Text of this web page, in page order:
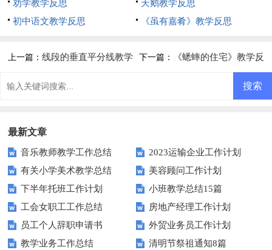
劝学教学反思
天鹅教学反思
初中语文教学反思
《虽有嘉肴》教学反思
上一篇：线段的垂直平分线教学 下一篇： 《蟋蟀的住宅》教学反
最新文章
音乐教师教学工作总结
2023运输企业工作计划
有关小学美术教学总结
美容顾问工作计划
下半年托班工作计划
小班教学总结15篇
工会女职工工作总结
房地产经理工作计划
员工个人辞职申请书
外贸业务员工作计划
教学业务工作总结
清明节祭祖通知8篇